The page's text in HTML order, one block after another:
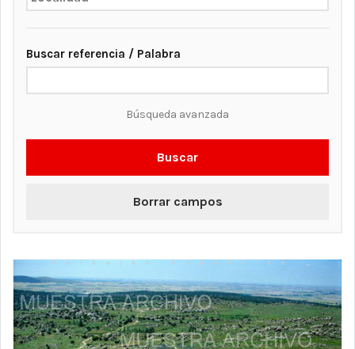
Buscar referencia / Palabra
Búsqueda avanzada
Buscar
Borrar campos